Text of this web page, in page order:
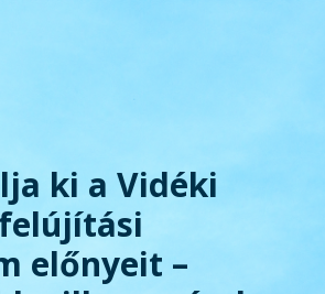
ki a Vidéki
előnyeit –